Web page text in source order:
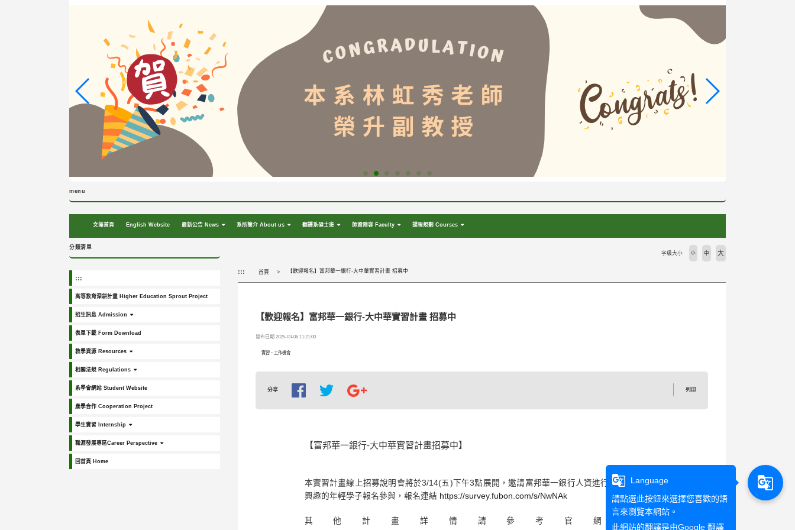
menu
文藻首頁 English Website 最新公告 News 系所簡介 About us 翻譯系碩士班 師資陣容 Faculty 課程規劃 Courses
分類清單
:::
高等教育深耕計畫 Higher Education Sprout Project
招生訊息 Admission
表單下載 Form Download
教學資源 Resources
相關法規 Regulations
系學會網站 Student Website
產學合作 Cooperation Project
學生實習 Internship
職涯發展專區Career Perspective
回首頁 Home
::: 首頁 【歡迎報名】富邦華一銀行-大中華實習計畫 招募中
字級大小 小 中 大
【歡迎報名】富邦華一銀行-大中華實習計畫 招募中
發布日期 2025-03-06 11:21:00
實習、工作機會
分享 列印
【富邦華一銀行-大中華實習計畫招募中】
本實習計畫線上招募說明會將於3/14(五 ) 下午3點展開，邀請富邦華一銀行人資進行說明，歡迎有
興趣的年輕學子報名參與，報名連結 https://survey.fubon.com/s/NwNAk
其他計畫詳情請參考官網頁面
g_translate
Language
請點選此按鈕來選擇您喜歡的語
言來瀏覽本網站。
此網站的翻譯是由Google 翻譯
g_translate